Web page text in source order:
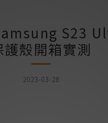
S23
護殼開箱實測
2023-03-28